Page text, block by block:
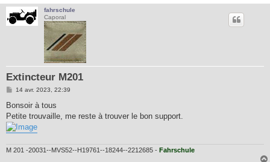
fahrschule
Caporal
Extincteur M201
M
s
a
g
e
14 avr. 2023, 22:39
Bonsoir à tous
Petite trouvaille, me reste à trouver le bon support.
M 201 -20031--MVS52--H19761--18244--2212685 - Fahrschule